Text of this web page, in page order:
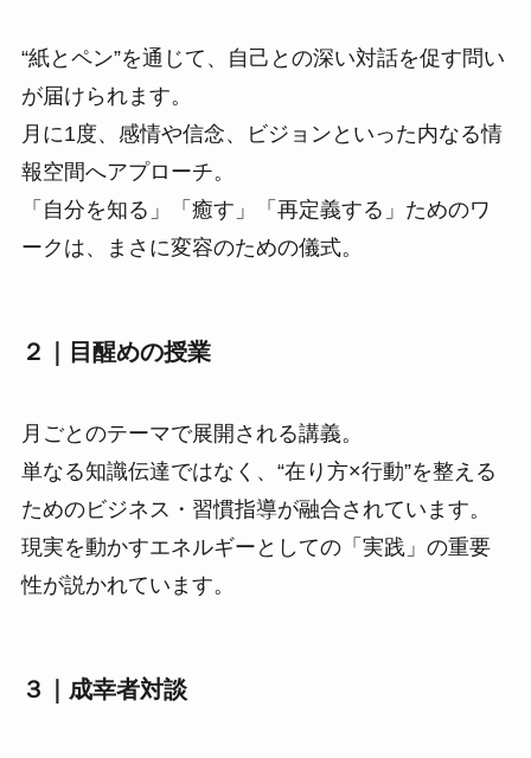
“紙とペン”を通じて、自己との深い対話を促す問い
が届けられます。
月に1度、感情や信念、ビジョンといった内なる情
報空間へアプローチ。
「自分を知る」「癒す」「再定義する」ためのワ
ークは、まさに変容のための儀式。
２｜目醒めの授業
月ごとのテーマで展開される講義。
単なる知識伝達ではなく、“在り方×行動”を整える
ためのビジネス・習慣指導が融合されています。
現実を動かすエネルギーとしての「実践」の重要
性が説かれています。
３｜成幸者対談